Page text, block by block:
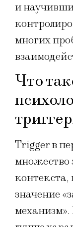
и
многих
Что
Trigger в
множество
контекста,
значение
механизм».